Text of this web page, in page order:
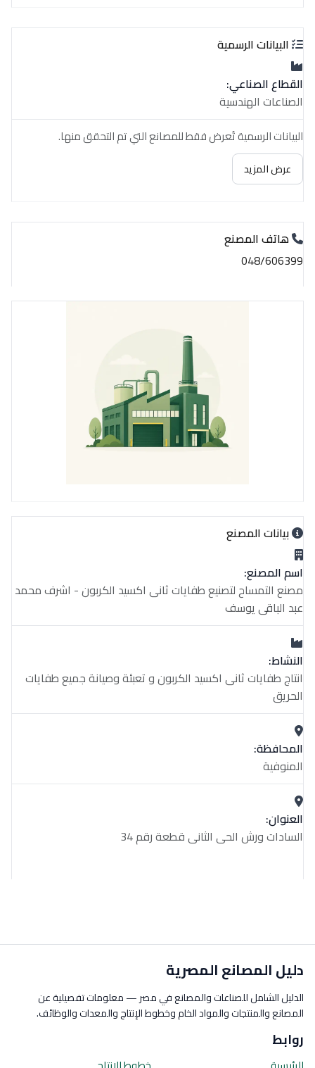
البيانات الرسمية
القطاع الصناعي:
الصناعات الهندسية
البيانات الرسمية تُعرض فقط للمصانع التي تم التحقق منها.
عرض المزيد
هاتف المصنع
048/606399
بيانات المصنع
اسم المصنع:
مصنع التمساح لتصنيع طفايات ثانى اكسيد الكربون - اشرف محمد
عبد الباقى يوسف
النشاط:
انتاج طفايات ثانى اكسيد الكربون و تعبئة وصيانة جميع طفايات
الحريق
المحافظة:
المنوفية
العنوان:
السادات ورش الحى الثانى قطعة رقم 34
دليل المصانع المصرية
الدليل الشامل للصناعات والمصانع في مصر — معلومات تفصيلية عن
المصانع والمنتجات والمواد الخام وخطوط الإنتاج والمعدات والوظائف.
روابط